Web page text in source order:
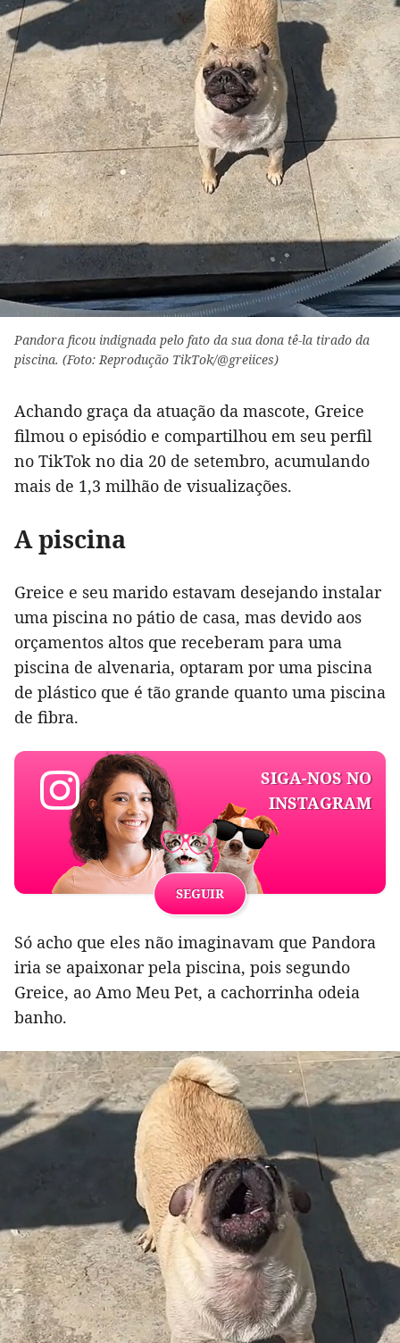
Pandora ficou indignada pelo fato da sua dona tê-la tirado da
piscina. (Foto: Reprodução TikTok/@greiices)
Achando graça da atuação da mascote, Greice
filmou o episódio e compartilhou em seu perfil
no TikTok no dia 20 de setembro, acumulando
mais de 1,3 milhão de visualizações.
A piscina
Greice e seu marido estavam desejando instalar
uma piscina no pátio de casa, mas devido aos
orçamentos altos que receberam para uma
piscina de alvenaria, optaram por uma piscina
de plástico que é tão grande quanto uma piscina
de fibra.
SIGA-NOS NO
INSTAGRAM
SEGUIR
Só acho que eles não imaginavam que Pandora
iria se apaixonar pela piscina, pois segundo
Greice, ao Amo Meu Pet, a cachorrinha odeia
banho.